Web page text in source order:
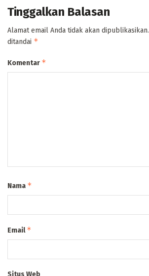
Tinggalkan Balasan
Alamat email Anda tidak akan dipublikasikan.
ditandai *
Komentar *
Nama *
Email*
Situs Web